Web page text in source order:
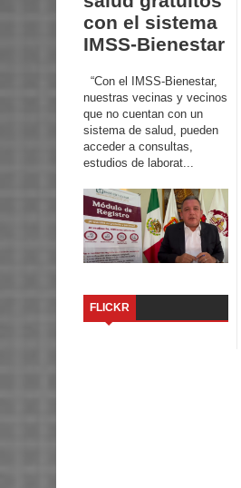
con el sistema
IMSS-Bienestar
“Con el IMSS-Bienestar,
nuestras vecinas y vecinos
que no cuentan con un
sistema de salud, pueden
acceder a consultas,
estudios de laborat...
FLICKR